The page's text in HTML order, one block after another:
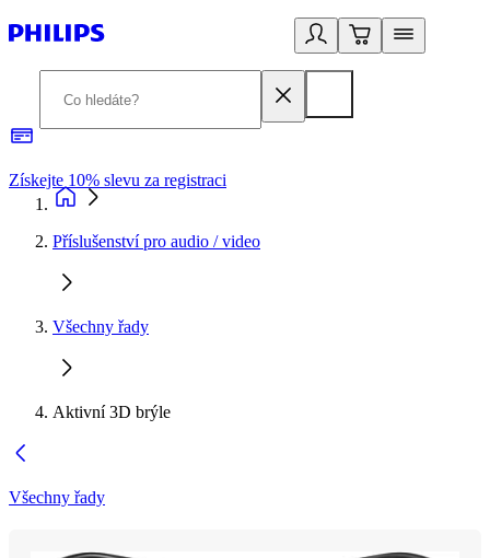
Získejte 10% slevu za registraci
Příslušenství pro audio / video
Všechny řady
Aktivní 3D brýle
Všechny řady